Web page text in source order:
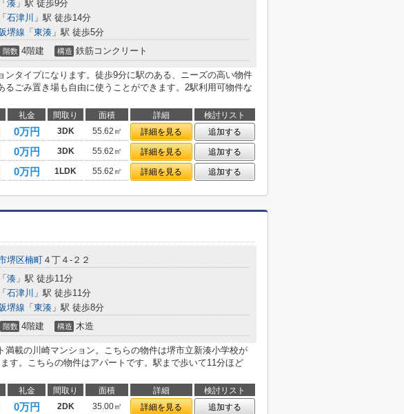
「 湊 」駅 徒歩9分
「 石津川 」駅 徒歩14分
堺線 「 東湊 」駅 徒歩5分
階数 4階建 構造 鉄筋コンクリート
ンタイプになります。徒歩9分に駅のある、ニーズの高い物件
るごみ置き場も自由に使うことができます。2駅利用可物件な
礼金 間取り 面積 詳細
検討リスト
0万円 3DK 55.62㎡ 詳細を見る
追加する
0万円 3DK 55.62㎡ 詳細を見る
追加する
0万円 1LDK 55.62㎡ 詳細を見る 追加する
堺区楠町 ４丁４-２２
「 湊 」駅 徒歩11分
「 石津川 」駅 徒歩11分
堺線 「 東湊 」駅 徒歩8分
階数 4階建 構造 木造
満載の川崎マンション。こちらの物件は堺市立新湊小学校が
す。こちらの物件はアパートです。駅まで歩いて11分ほど
礼金 間取り 面積 詳細
検討リスト
0万円 2DK 35.00㎡ 詳細を見る
追加する